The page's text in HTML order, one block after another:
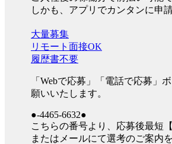
しかも、アプリでカンタンに申
大量募集
リモート面接OK
履歴書不要
「Webで応募」「電話で応募」
願いいたします。
●-4465-6632●
こちらの番号より、応募後最短
またはメールにて選考のご案内